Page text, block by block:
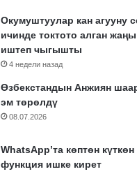
Окумуштуулар кан агууну
ичинде токтото алган
иштеп чыгышты
4 недели назад
Өзбекстандын Анжиян
эм төрөлдү
08.07.2026
WhatsApp’та көптөн
функция ишке кирет